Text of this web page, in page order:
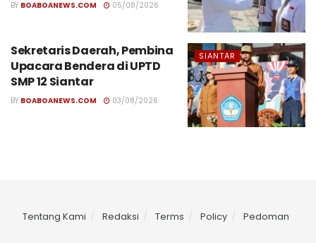
BY BOABOANEWS.COM 05/08/2026
SIANTAR
Sekretaris Daerah, Pembina
Upacara Bendera di UPTD
SMP 12 Siantar
BY BOABOANEWS.COM 03/08/2026
Tentang Kami Redaksi Terms Policy Pedoman